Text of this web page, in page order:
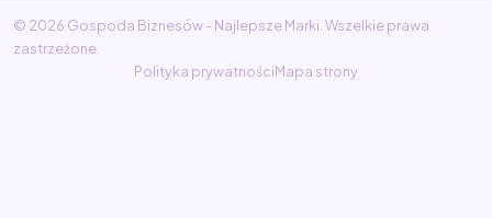
© 2026 Gospoda Biznesów - Najlepsze Marki. Wszelkie prawa
zastrzeżone.
Polityka prywatnościMapa strony